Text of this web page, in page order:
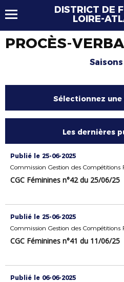
DISTRICT DE
LOIRE-
PROCÈS-
Saisons
Sélectionnez
Les dernières
Publié le 25-06-2025
Commission Gestion des Compétitions
CGC Féminines n°42 du 25/06/25
Publié le 25-06-2025
Commission Gestion des Compétitions
CGC Féminines n°41 du 11/06/25
Publié le 06-06-2025